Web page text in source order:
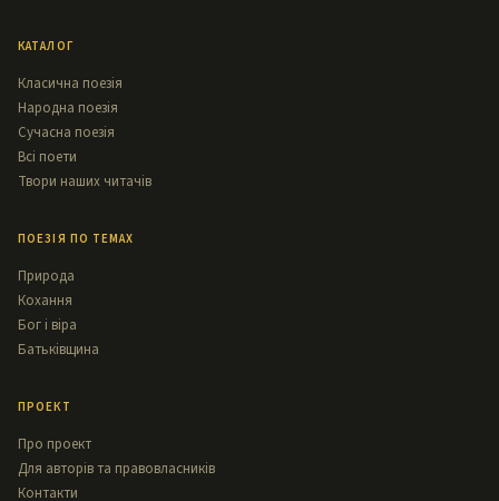
КАТАЛОГ
Класична поезія
Народна поезія
Сучасна поезія
Всі поети
Твори наших читачів
ПОЕЗІЯ ПО ТЕМАХ
Природа
Кохання
Бог і віра
Батьківщина
ПРОЕКТ
Про проект
Для авторів та правовласників
Контакти